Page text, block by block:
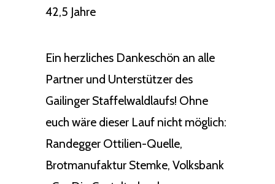
42,5 Jahre
Ein herzliches Dankeschön an alle
Partner und Unterstützer des
Gailinger Staffelwaldlaufs! Ohne
euch wäre dieser Lauf nicht möglich:
Randegger Ottilien-Quelle,
Brotmanufaktur Stemke, Volksbank